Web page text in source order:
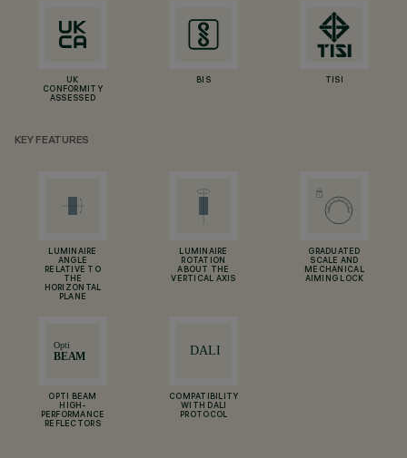
UK
CONFORMITY
ASSESSED
BIS TISI
KEY FEATURES
LUMINAIRE
ANGLE
RELATIVE TO
THE
HORIZONTAL
PLANE
LUMINAIRE
ROTATION
ABOUT THE
VERTICAL AXIS
GRADUATED
SCALE AND
MECHANICAL
AIMING LOCK
OPTI BEAM
HIGH-
PERFORMANCE
REFLECTORS
COMPATIBILITY
WITH DALI
PROTOCOL